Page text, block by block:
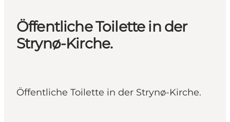
Outdoor & bike
Essen & trinken
Übernachtung
Öffentliche Toilette in der
Strynø-Kirche.
Öffentliche Toilette in der Strynø-Kirche.